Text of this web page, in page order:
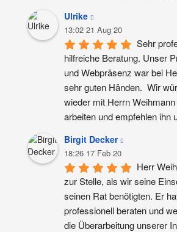
Ulrike
13:02 21 Aug 20
Sehr
hilfreiche Beratung. Unser
und Webpräsenz war bei
sehr guten Händen.  Wir
wieder mit Herrn
arbeiten und empfehlen ihn
Birgit Decker
18:26 17 Feb 20
Herr
zur Stelle, als wir seine
seinen Rat benötigten. Er
professionell beraten und
die Überarbeitung unserer